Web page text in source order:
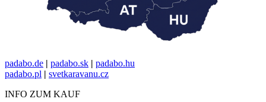
padabo.de | padabo.sk | padabo.hu
padabo.pl | svetkaravanu.cz
INFO ZUM KAUF